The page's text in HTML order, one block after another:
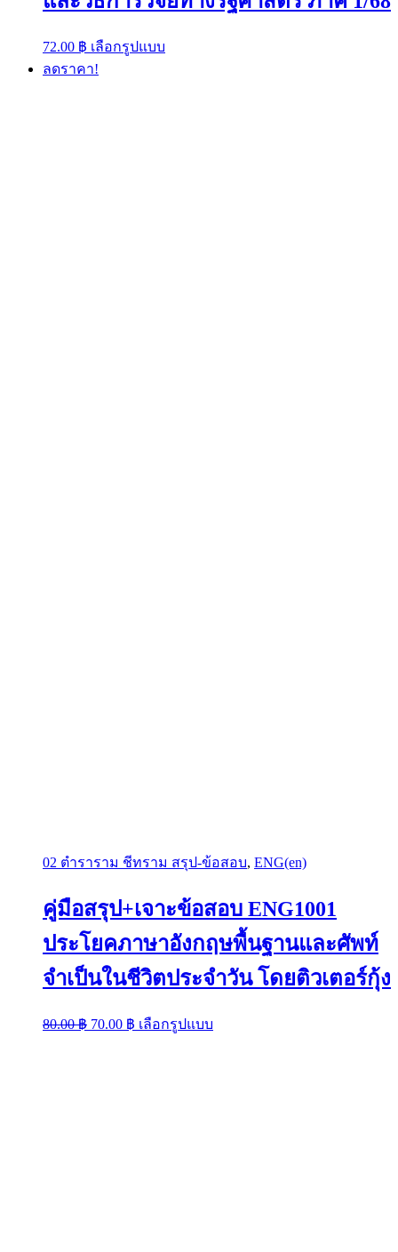
72.00 ฿ เลือกรูปแบบ
product
ลดราคา!
02 ตำราราม ชีทราม สรุป-ข้อสอบ, ENG(en)
คู่มือสรุป+เจาะข้อสอบ ENG1001
ประโยคภาษาอังกฤษพื้นฐานและศัพท์
จำเป็นในชีวิตประจำวัน โดยติวเตอร์กุ้ง
80.00฿ Original
price
70.00 ฿ Current
price
เลือกรูปแบบ
product